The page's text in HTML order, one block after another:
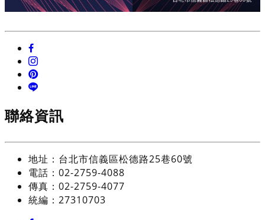
聯絡資訊
地址：台北市信義區松德路25巷60號
電話：02-2759-4088
傳真：02-2759-4077
統編：27310703